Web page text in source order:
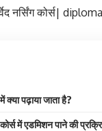
नर्सिंग कोर्स|
क्या पढ़ाया जाता है?
में एडमिशन पाने की